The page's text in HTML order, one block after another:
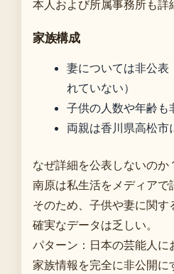
本人および所属事務所も詳
家族構成
妻については非公表
れていない）
子供の人数や年齢も
両親は香川県高松市
なぜ詳細を公表しないのか
南原は私生活をメディアで
そのため、子供や妻に関す
確実なデータは乏しい。
パターン：日本の芸能人に
家族情報を完全に非公開に